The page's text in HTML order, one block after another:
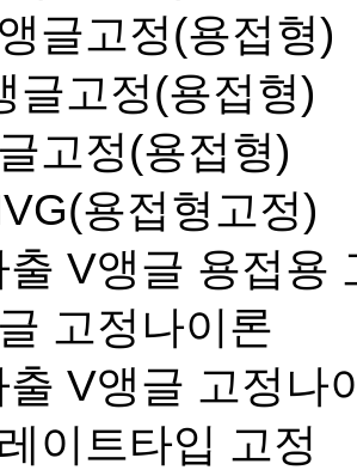
글고정(용접형)
글고정(용접형)
고정(용접형)
용접형고정)
V앵글 용접용
고정나이론
V앵글 고정나
이트타입 고정